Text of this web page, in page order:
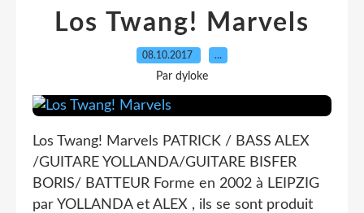
Los Twang! Marvels
08.10.2017 …
Par dyloke
Los Twang! Marvels PATRICK / BASS ALEX
/GUITARE YOLLANDA/GUITARE BISFER
BORIS/ BATTEUR Forme en 2002 à LEIPZIG
par YOLLANDA et ALEX , ils se sont produit